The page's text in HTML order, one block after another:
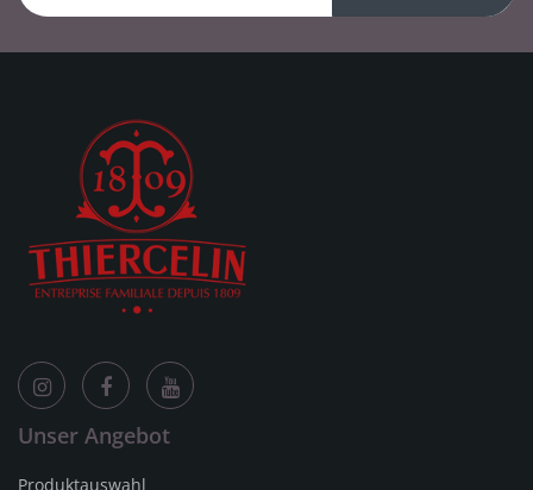
Unser Angebot
Produktauswahl